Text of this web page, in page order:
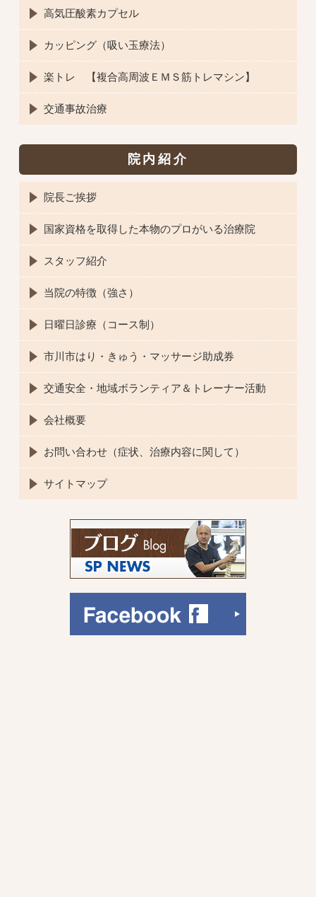
高気圧酸素カプセル
カッピング（吸い玉療法）
楽トレ 【複合高周波ＥＭＳ筋トレマシン】
交通事故治療
院内紹介
院長ご挨拶
国家資格を取得した本物のプロがいる治療院
スタッフ紹介
当院の特徴（強さ）
日曜日診療（コース制）
市川市はり・きゅう・マッサージ助成券
交通安全・地域ボランティア＆トレーナー活動
会社概要
お問い合わせ（症状、治療内容に関して）
サイトマップ